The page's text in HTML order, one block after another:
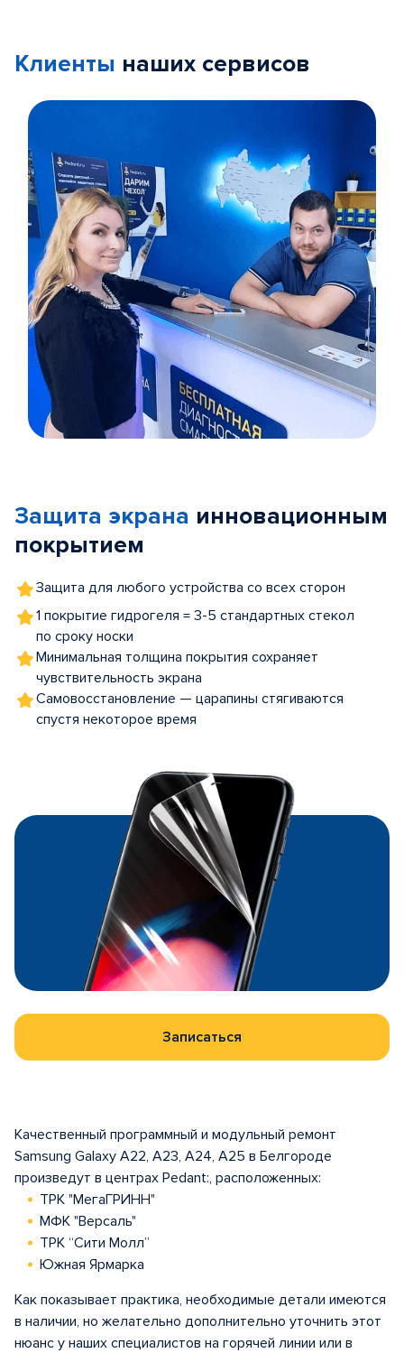
Клиенты наших сервисов
5
Защита экрана инновационным
покрытием
Защита для любого устройства со всех сторон
1 покрытие гидрогеля = 3-5 стандартных стекол
по сроку носки
Минимальная толщина покрытия сохраняет
чувствительность экрана
Самовосстановление — царапины стягиваются
спустя некоторое время
Записаться
Качественный программный и модульный ремонт
Samsung Galaxy A22, A23, A24, A25 в Белгороде
произведут в центрах Pedant:, расположенных:
ТРК "МегаГРИНН"
МФК "Версаль"
ТРК “Сити Молл”
Южная Ярмарка
Как показывает практика, необходимые детали имеются
в наличии, но желательно дополнительно уточнить этот
нюанс у наших специалистов на горячей линии или в